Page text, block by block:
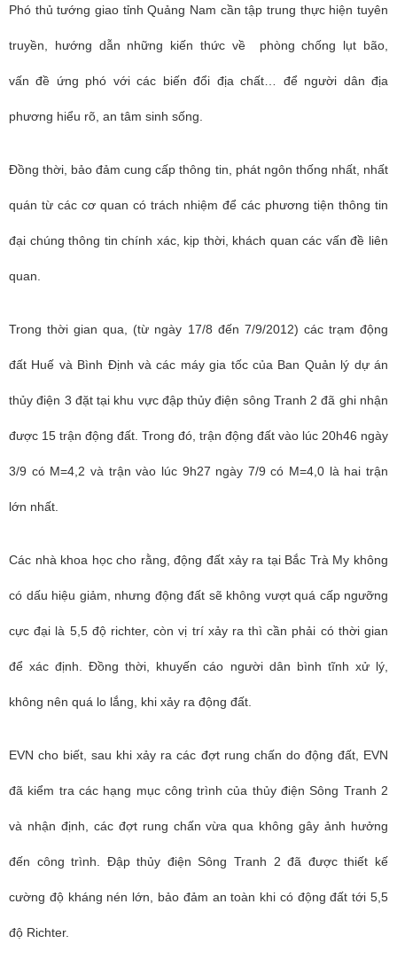
Phó thủ tướng giao tỉnh Quảng Nam cần tập trung thực hiện tuyên
truyền, hướng dẫn những kiến thức về phòng chống lụt bão,
vấn đề ứng phó với các biến đổi địa chất… để người dân địa
phương hiểu rõ, an tâm sinh sống.
Ðồng thời, bảo đảm cung cấp thông tin, phát ngôn thống nhất, nhất
quán từ các cơ quan có trách nhiệm để các phương tiện thông tin
đại chúng thông tin chính xác, kịp thời, khách quan các vấn đề liên
quan.
Trong thời gian qua, (từ ngày 17/8 đến 7/9/2012) các trạm động
đất Huế và Bình Định và các máy gia tốc của Ban Quản lý dự án
thủy điện 3 đặt tại khu vực đập thủy điện sông Tranh 2 đã ghi nhận
được 15 trận động đất. Trong đó, trận động đất vào lúc 20h46 ngày
3/9 có M=4,2 và trận vào lúc 9h27 ngày 7/9 có M=4,0 là hai trận
lớn nhất.
Các nhà khoa học cho rằng, động đất xảy ra tại Bắc Trà My không
có dấu hiệu giảm, nhưng động đất sẽ không vượt quá cấp ngưỡng
cực đại là 5,5 độ richter, còn vị trí xảy ra thì cần phải có thời gian
để xác định. Đồng thời, khuyến cáo người dân bình tĩnh xử lý,
không nên quá lo lắng, khi xảy ra động đất.
EVN cho biết, sau khi xảy ra các đợt rung chấn do động đất, EVN
đã kiểm tra các hạng mục công trình của thủy điện Sông Tranh 2
và nhận định, các đợt rung chấn vừa qua không gây ảnh hưởng
đến công trình. Đập thủy điện Sông Tranh 2 đã được thiết kế
cường độ kháng nén lớn, bảo đảm an toàn khi có động đất tới 5,5
độ Richter.